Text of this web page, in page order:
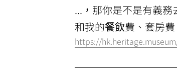
...，那你是不是有義
和我的餐飲費、套房
https://